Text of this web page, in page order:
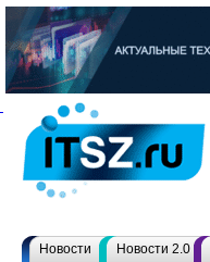
Новости Новости 2.0